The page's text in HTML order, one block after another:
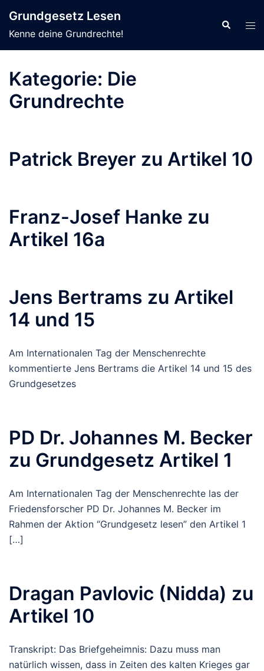
Inhalt
springen
Grundgesetz Lesen
Kenne deine Grundrechte!
Suche
Kategorie: Die
Grundrechte
Patrick Breyer zu Artikel 10
Franz-Josef Hanke zu
Artikel 16a
Jens Bertrams zu Artikel
14 und 15
Am Internationalen Tag der Menschenrechte
kommentierte Jens Bertrams die Artikel 14 und 15 des
Grundgesetzes
PD Dr. Johannes M. Becker
zu Grundgesetz Artikel 1
Am Internationalen Tag der Menschenrechte las der
Friedensforscher PD Dr. Johannes M. Becker im
Rahmen der Aktion “Grundgesetz lesen” den Artikel 1
[…]
Dragan Pavlovic (Nidda) zu
Artikel 10
Transkript: Das Briefgeheimnis: Dazu muss man
natürlich wissen, dass in Zeiten des kalten Krieges gar